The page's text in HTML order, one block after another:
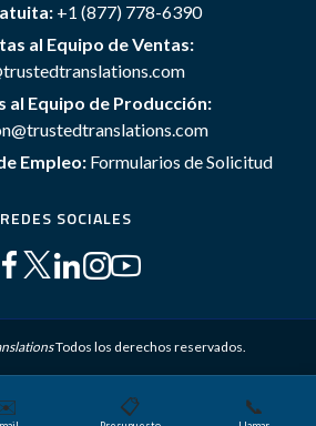
+1 (877) 778-6390
al Equipo de Ventas:
al Equipo de Producción:
Empleo: Formularios de Solicitud
REDES SOCIALES
Todos los derechos reservados.
y Condiciones Política de privacidad
📋 📞